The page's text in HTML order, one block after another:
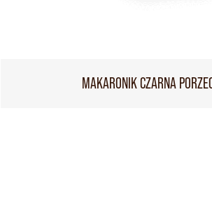
MAKARONIK CZARNA